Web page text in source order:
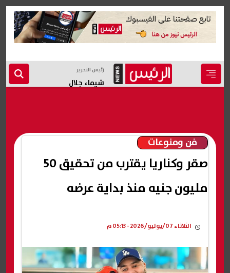
رئيس التحرير
شيماء جلال
فن ومنوعات
صقر وكناريا يقترب من تحقيق 50
مليون جنيه منذ بداية عرضه
الثلاثاء 07/يوليو/2026 - 05:13 م